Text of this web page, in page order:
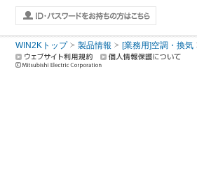
WIN2Kトップ 製品情報 [業務用]空調・換気